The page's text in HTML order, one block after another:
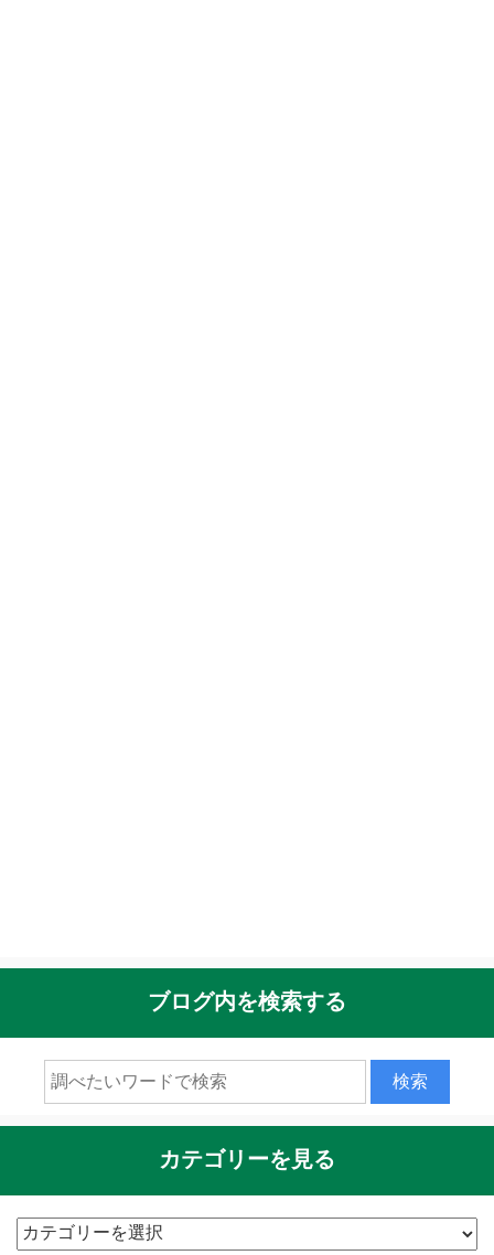
ブログ内を検索する
カテゴリーを見る
カ